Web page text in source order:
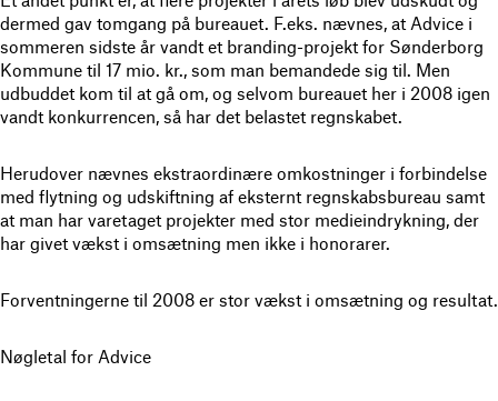
dermed gav tomgang på bureauet. F.eks. nævnes, at Advice i
sommeren sidste år vandt et branding-projekt for Sønderborg
Kommune til 17 mio. kr., som man bemandede sig til. Men
udbuddet kom til at gå om, og selvom bureauet her i 2008 igen
vandt konkurrencen, så har det belastet regnskabet.
Herudover nævnes ekstraordinære omkostninger i forbindelse
med flytning og udskiftning af eksternt regnskabsbureau samt
at man har varetaget projekter med stor medieindrykning, der
har givet vækst i omsætning men ikke i honorarer.
Forventningerne til 2008 er stor vækst i omsætning og resultat.
Nøgletal for Advice